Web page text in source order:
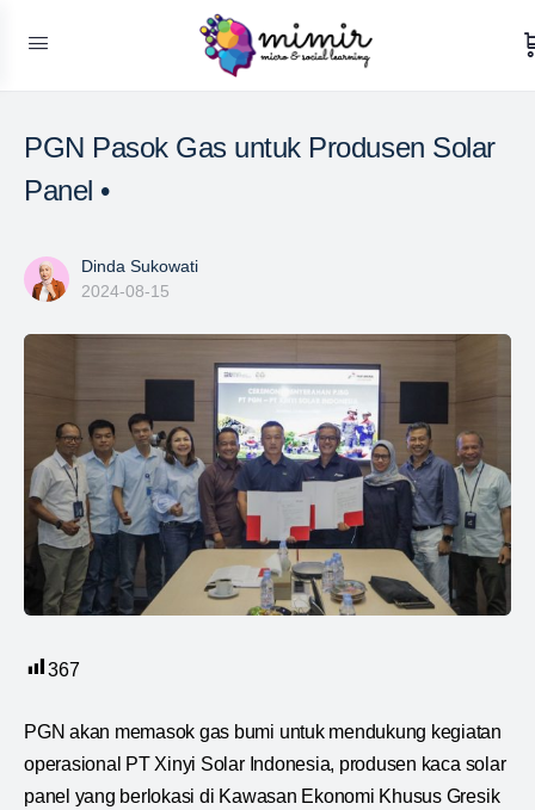
PGN Pasok Gas untuk Produsen Solar
Panel •
Dinda Sukowati
2024-08-15
367
PGN akan memasok gas bumi untuk mendukung kegiatan
operasional PT Xinyi Solar Indonesia, produsen kaca solar
panel yang berlokasi di Kawasan Ekonomi Khusus Gresik